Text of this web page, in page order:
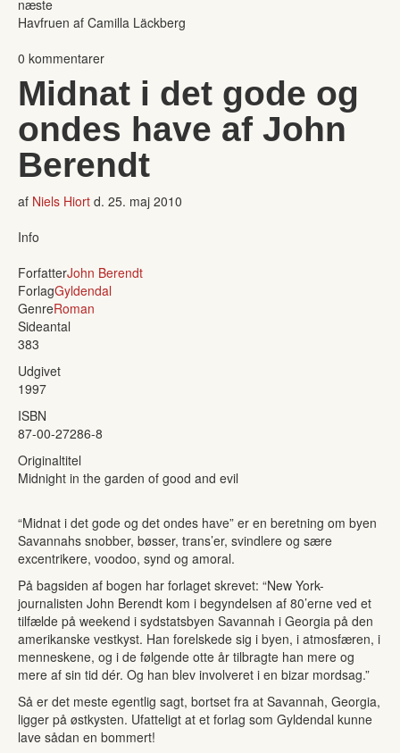
næste
Havfruen af Camilla Läckberg
0 kommentarer
Midnat i det gode og
ondes have af John
Berendt
af Niels Hiort d. 25. maj 2010
Info
ForfatterJohn Berendt
ForlagGyldendal
GenreRoman
Sideantal
383
Udgivet
1997
ISBN
87-00-27286-8
Originaltitel
Midnight in the garden of good and evil
“Midnat i det gode og det ondes have” er en beretning om byen
Savannahs snobber, bøsser, trans’er, svindlere og sære
excentrikere, voodoo, synd og amoral.
På bagsiden af bogen har forlaget skrevet: “New York-
journalisten John Berendt kom i begyndelsen af 80’erne ved et
tilfælde på weekend i sydstatsbyen Savannah i Georgia på den
amerikanske vestkyst. Han forelskede sig i byen, i atmosfæren, i
menneskene, og i de følgende otte år tilbragte han mere og
mere af sin tid dér. Og han blev involveret i en bizar mordsag.”
Så er det meste egentlig sagt, bortset fra at Savannah, Georgia,
ligger på østkysten. Ufatteligt at et forlag som Gyldendal kunne
lave sådan en bommert!